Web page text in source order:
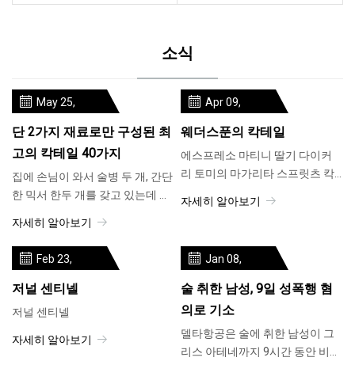
소식
May 25,
단 2가지 재료로만 구성된 최
고의 칵테일 40가지
집에 손님이 와서 술병 두 개, 간단
한 믹서 한두 개를 갖고 있는데 그
모르는 경우가 얼마나 자주 있습
니까? 복잡한 재료가 많이 필요하
지 않은 것으로 나타났습니다.
자세히 알아보기
Apr 09,
웨더스푼의 칵테일
에스프레소 마티니 딸기 다이커
리 토미의 마가리타 스프릿츠 칵
자세히 알아보기
Feb 23,
저널 센티넬
저널 센티넬
자세히 알아보기
Jan 08,
술 취한 남성, 9일 성폭행 혐
의로 기소
델타항공은 술에 취한 남성이 그
리스 아테네까지 9시간 동안 비행